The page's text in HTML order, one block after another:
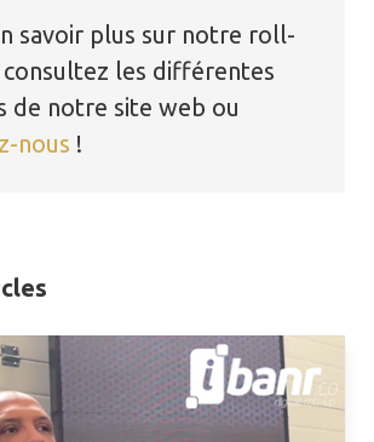
savoir plus sur notre roll-
consultez les différentes
de notre site web ou
nous !